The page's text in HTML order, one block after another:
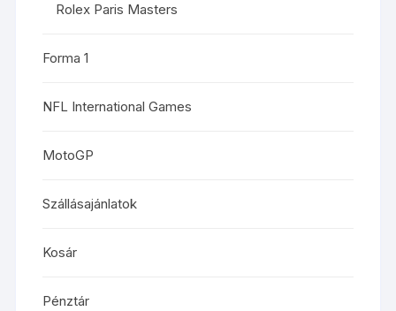
Rolex Paris Masters
Forma 1
NFL International Games
MotoGP
Szállásajánlatok
Kosár
Pénztár